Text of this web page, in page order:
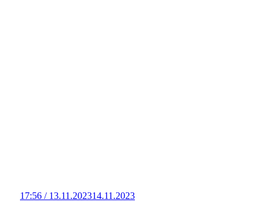
17:56 / 13.11.202314.11.2023